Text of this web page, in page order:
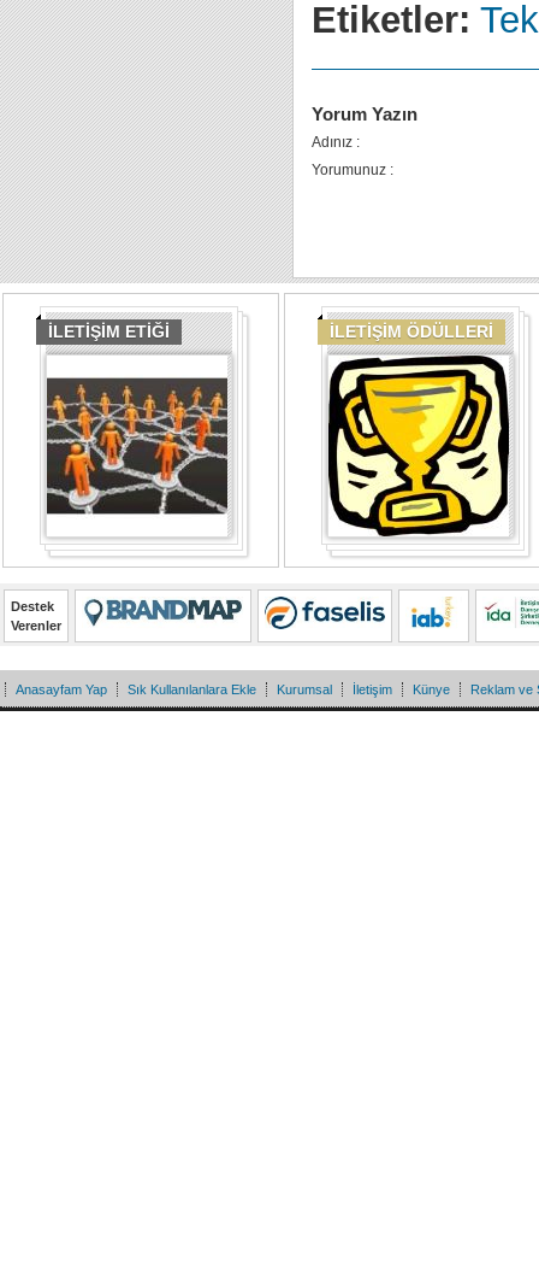
Etiketler:
Yorum Yazın
Adınız :
Yorumunuz :
İLETİŞİM ETİĞİ İLETİŞİM ÖDÜLLERİ
Destek
Verenler
Anasayfam Yap Sık Kullanılanlara Ekle Kurumsal İletişim Künye Reklam ve